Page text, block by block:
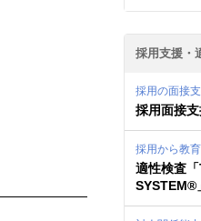
採用支援・
採用の面接
採用面接支
採用から教
適性検査
SYSTEM®